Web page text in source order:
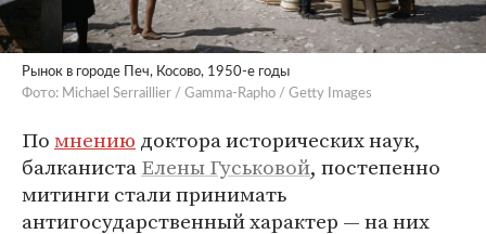
Рынок в городе Печ, Косово, 1950-е годы
Фото: Michael Serraillier / Gamma-Rapho / Getty Images
Помнению доктора исторических наук,
балканистаЕлены Гуськовой, постепенно
митинги стали принимать
антигосударственный характер — на них